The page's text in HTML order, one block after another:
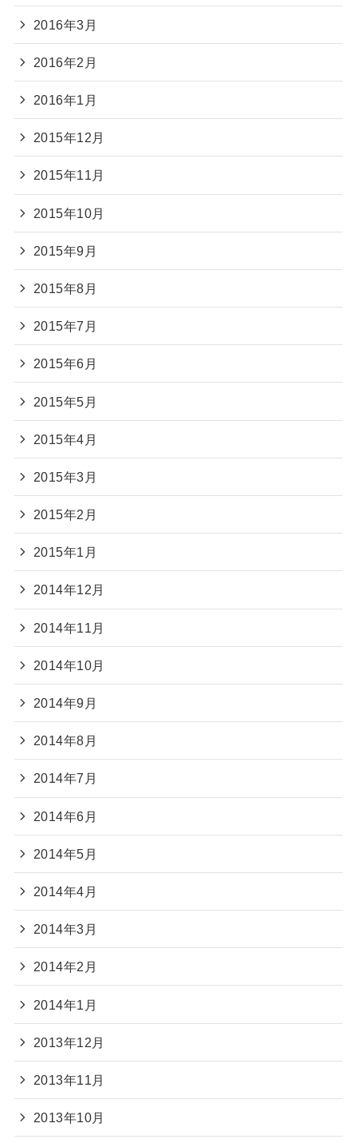
2016年3月
2016年2月
2016年1月
2015年12月
2015年11月
2015年10月
2015年9月
2015年8月
2015年7月
2015年6月
2015年5月
2015年4月
2015年3月
2015年2月
2015年1月
2014年12月
2014年11月
2014年10月
2014年9月
2014年8月
2014年7月
2014年6月
2014年5月
2014年4月
2014年3月
2014年2月
2014年1月
2013年12月
2013年11月
2013年10月